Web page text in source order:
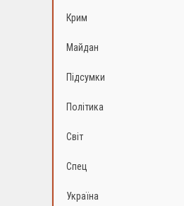
Крим
Майдан
Підсумки
Політика
Світ
Спец
Україна